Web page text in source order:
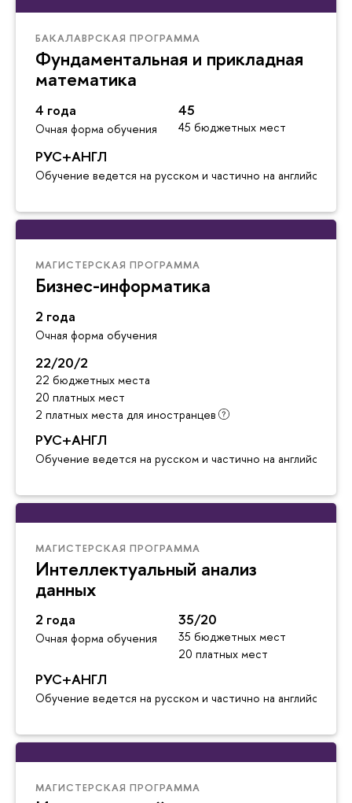
БАКАЛАВРСКАЯ ПРОГРАММА
Фундаментальная и прикладная
математика
4 года
Очная форма обучения
45
45 бюджетных мест
РУС+АНГЛ
Обучение ведется на русском и частично на английском
МАГИСТЕРСКАЯ ПРОГРАММА
Бизнес-информатика
2 года
Очная форма обучения
22/20/2
22 бюджетных места
20 платных мест
2 платных места для иностранцев
РУС+АНГЛ
Обучение ведется на русском и частично на английском
МАГИСТЕРСКАЯ ПРОГРАММА
Интеллектуальный анализ
данных
2 года
Очная форма обучения
35/20
35 бюджетных мест
20 платных мест
РУС+АНГЛ
Обучение ведется на русском и частично на английском
МАГИСТЕРСКАЯ ПРОГРАММА